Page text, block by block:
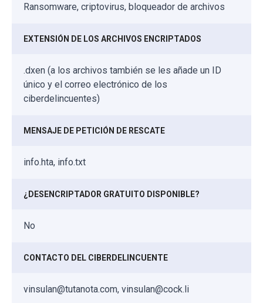
Ransomware, criptovirus, bloqueador de archivos
EXTENSIÓN DE LOS ARCHIVOS ENCRIPTADOS
.dxen (a los archivos también se les añade un ID
único y el correo electrónico de los
ciberdelincuentes)
MENSAJE DE PETICIÓN DE RESCATE
info.hta, info.txt
¿DESENCRIPTADOR GRATUITO DISPONIBLE?
No
CONTACTO DEL CIBERDELINCUENTE
vinsulan@tutanota.com, vinsulan@cock.li